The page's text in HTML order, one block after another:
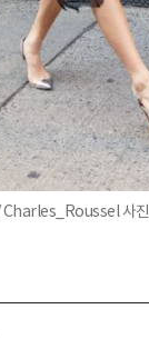
Charles_Roussel 사진